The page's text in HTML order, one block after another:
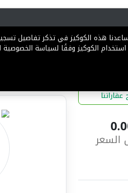
السعر
هذه الكوكيز في تذكر تفاصيل
الكوكيز وفقًا لسياسة الخصوصية